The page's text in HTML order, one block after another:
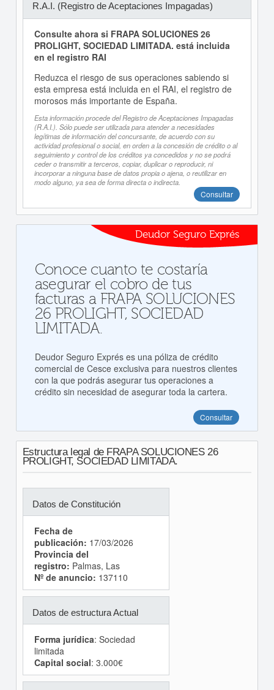
R.A.I. (Registro de Aceptaciones Impagadas)
Consulte ahora si FRAPA SOLUCIONES 26
PROLIGHT, SOCIEDAD LIMITADA. está incluida
en el registro RAI
Reduzca el riesgo de sus operaciones sabiendo si
esta empresa está incluida en el RAI, el registro de
morosos más importante de España.
Esta información procede del Registro de Aceptaciones Impagadas
(R.A.I.). Sólo puede ser utilizada para atender a necesidades
legítimas de información del concursante, de acuerdo con su
actividad profesional o social, en orden a la concesión de crédito o al
seguimiento y control de los créditos ya concedidos y no se podrá
ceder o transmitir a terceros, copiar, duplicar o reproducir, ni
incorporar a ninguna base de datos propia o ajena, o reutilizar en
modo alguno, ya sea de forma directa o indirecta.
Consultar
Deudor Seguro Exprés
Conoce cuanto te costaría
asegurar el cobro de tus
facturas a FRAPA SOLUCIONES
26 PROLIGHT, SOCIEDAD
LIMITADA.
Deudor Seguro Exprés es una póliza de crédito
comercial de Cesce exclusiva para nuestros clientes
con la que podrás asegurar tus operaciones a
crédito sin necesidad de asegurar toda la cartera.
Consultar
Estructura legal de FRAPA SOLUCIONES 26
PROLIGHT, SOCIEDAD LIMITADA.
Datos de Constitución
Fecha de
publicación: 17/03/2026
Provincia del
registro: Palmas, Las
Nº de anuncio: 137110
Datos de estructura Actual
Forma jurídica: Sociedad
limitada
Capital social: 3.000€